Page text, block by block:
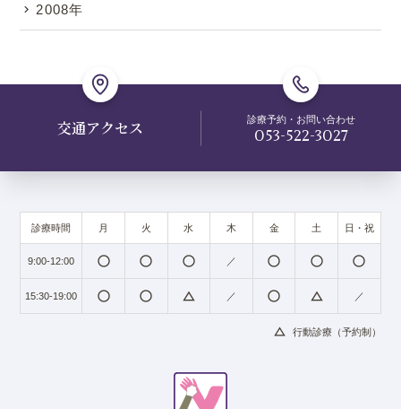
2008年
交通アクセス 診療予約・お問い合わせ
053-522-3027
診療時間 月 火 水 木 金 土 日・祝
9:00-12:00 radio_button_unchecked radio_button_unchecked radio_button_unchecked ／ radio_button_unchecked radio_button_unchecked radio_button_unchecked
15:30-19:00 radio_button_unchecked radio_button_unchecked change_history ／ radio_button_unchecked change_history ／
change_history 行動診療（予約制）